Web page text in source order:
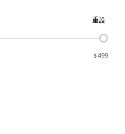
重設
$499